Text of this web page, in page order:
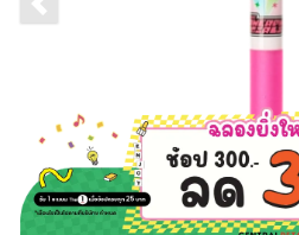
Previous slide